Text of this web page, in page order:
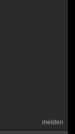
melden